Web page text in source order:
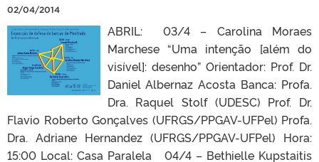
02/04/2014
ABRIL: 03/4 – Carolina Moraes
Marchese “Uma intenção [além do
visível]: desenho” Orientador: Prof. Dr.
Daniel Albernaz Acosta Banca: Profa.
Dra. Raquel Stolf (UDESC) Prof. Dr.
Flavio Roberto Gonçalves (UFRGS/PPGAV-UFPel) Profa.
Dra. Adriane Hernandez (UFRGS/PPGAV-UFPel) Hora:
15:00 Local: Casa Paralela 04/4 – Bethielle Kupstaitis